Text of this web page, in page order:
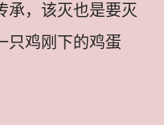
承，该灭也是要灭
只鸡刚下的鸡蛋